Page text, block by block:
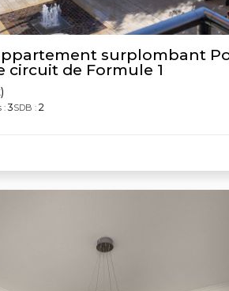
surplombant
circuit de Formule 1
: 3SDB : 2